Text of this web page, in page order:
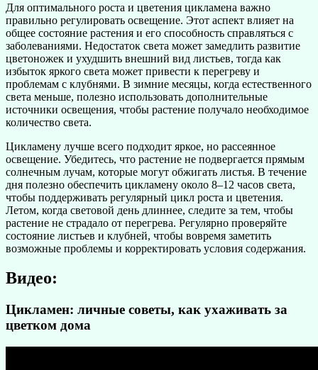
Для оптимального роста и цветения цикламена важно
правильно регулировать освещение. Этот аспект влияет на
общее состояние растения и его способность справляться с
заболеваниями. Недостаток света может замедлить развитие
цветоножек и ухудшить внешний вид листьев, тогда как
избыток яркого света может привести к перегреву и
проблемам с клубнями. В зимние месяцы, когда естественного
света меньше, полезно использовать дополнительные
источники освещения, чтобы растение получало необходимое
количество света.
Цикламену лучше всего подходит яркое, но рассеянное
освещение. Убедитесь, что растение не подвергается прямым
солнечным лучам, которые могут обжигать листья. В течение
дня полезно обеспечить цикламену около 8–12 часов света,
чтобы поддерживать регулярный цикл роста и цветения.
Летом, когда световой день длиннее, следите за тем, чтобы
растение не страдало от перегрева. Регулярно проверяйте
состояние листьев и клубней, чтобы вовремя заметить
возможные проблемы и корректировать условия содержания.
Видео:
Цикламен: личные советы, как ухаживать за
цветком дома